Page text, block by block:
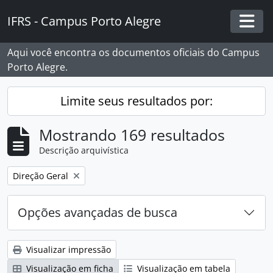
IFRS - Campus Porto Alegre
Aqui você encontra os documentos oficiais do Campus
Porto Alegre.
Limite seus resultados por:
Mostrando 169 resultados
Descrição arquivística
Remover filtro:
Direção Geral
Opções avançadas de busca
Visualizar impressão
Visualização em ficha
Visualização em tabela